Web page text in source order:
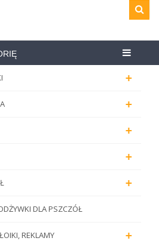
Centrum
+
+
+
+
+
DLA PSZCZÓŁ
+
REKLAMY